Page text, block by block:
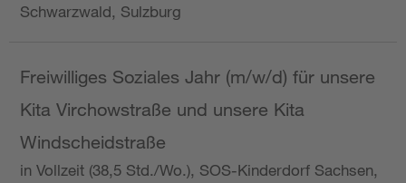
Schwarzwald, Sulzburg
Freiwilliges Soziales Jahr (m/w/d) für unsere
Kita Virchowstraße und unsere Kita
Windscheidstraße
in Vollzeit (38,5 Std./Wo.), SOS-Kinderdorf Sachsen,